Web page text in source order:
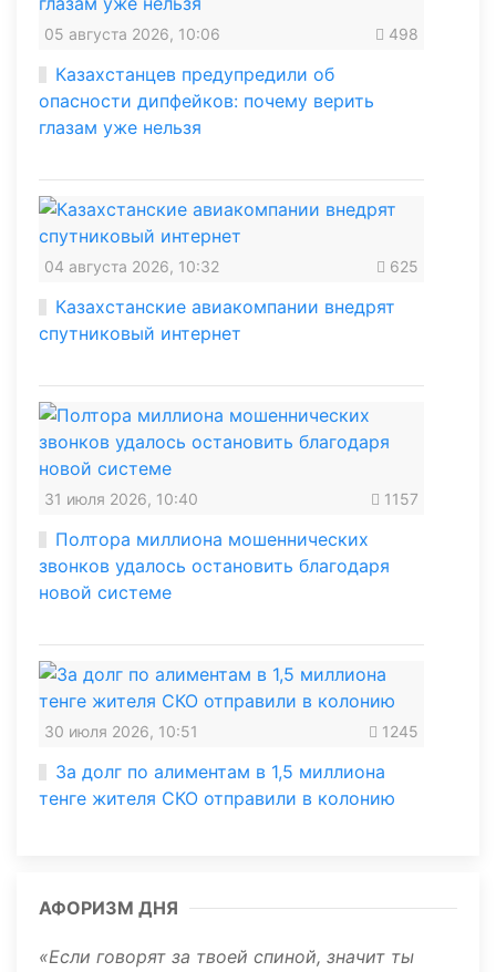
05 августа 2026, 10:06 498
Казахстанцев предупредили об
опасности дипфейков: почему верить
глазам уже нельзя
04 августа 2026, 10:32 625
Казахстанские авиакомпании внедрят
спутниковый интернет
31 июля 2026, 10:40 1157
Полтора миллиона мошеннических
звонков удалось остановить благодаря
новой системе
30 июля 2026, 10:51 1245
За долг по алиментам в 1,5 миллиона
тенге жителя СКО отправили в колонию
АФОРИЗМ ДНЯ
Если говорят за твоей спиной, значит ты